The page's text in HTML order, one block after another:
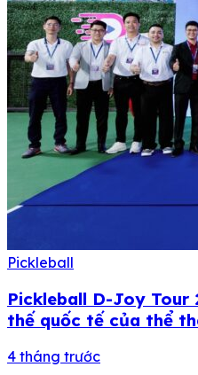
Pickleball
Pickleball D-Joy Tour
thế quốc tế của thể
4 tháng trước